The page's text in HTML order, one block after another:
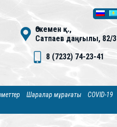
Өскемен қ.,
Сатпаев даңғылы, 82/3
8 (7232) 74-23-41
Шаралар мұрағаты
COVID-19